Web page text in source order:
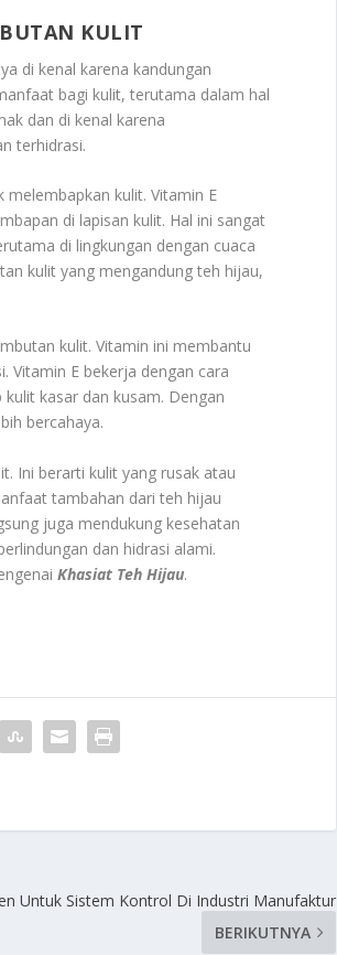
KULIT
di kenal karena kandungan
bagi kulit, terutama dalam hal
dan di kenal karena
terhidrasi.
kulit. Vitamin E
di lapisan kulit. Hal ini sangat
di lingkungan dengan cuaca
kulit yang mengandung teh hijau,
kulit. Vitamin ini membantu
Vitamin E bekerja dengan cara
kasar dan kusam. Dengan
bercahaya.
Ini berarti kulit yang rusak atau
tambahan dari teh hijau
juga mendukung kesehatan
dan hidrasi alami.
Khasiat Teh Hijau.
Untuk Sistem Kontrol Di Industri Manufaktur
BERIKUTNYA